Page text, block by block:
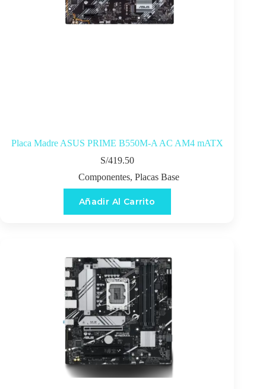
Placa Madre ASUS PRIME B550M-A AC AM4 mATX
S/419.50
Componentes,Placas Base
Añadir Al Carrito